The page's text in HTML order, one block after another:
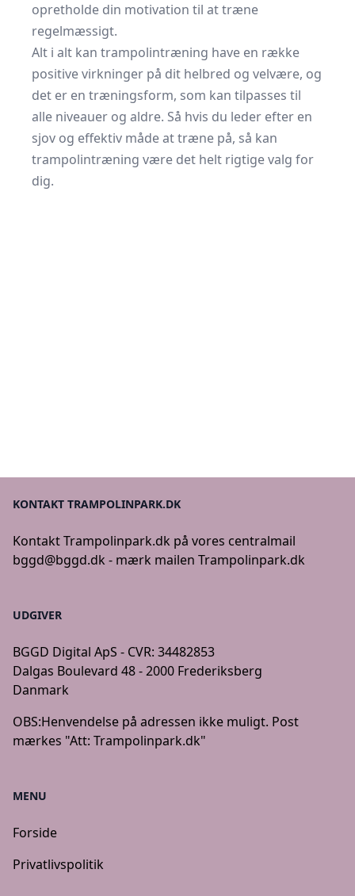
opretholde din motivation til at træne
regelmæssigt.
Alt i alt kan trampolintræning have en række
positive virkninger på dit helbred og velvære, og
det er en træningsform, som kan tilpasses til
alle niveauer og aldre. Så hvis du leder efter en
sjov og effektiv måde at træne på, så kan
trampolintræning være det helt rigtige valg for
dig.
KONTAKT TRAMPOLINPARK.DK
Kontakt Trampolinpark.dk på vores centralmail
bggd@bggd.dk - mærk mailen Trampolinpark.dk
UDGIVER
BGGD Digital ApS - CVR: 34482853
Dalgas Boulevard 48 - 2000 Frederiksberg
Danmark
OBS:Henvendelse på adressen ikke muligt. Post
mærkes "Att: Trampolinpark.dk"
MENU
Forside
Privatlivspolitik